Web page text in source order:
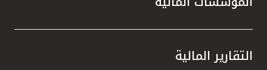
التقارير المالية